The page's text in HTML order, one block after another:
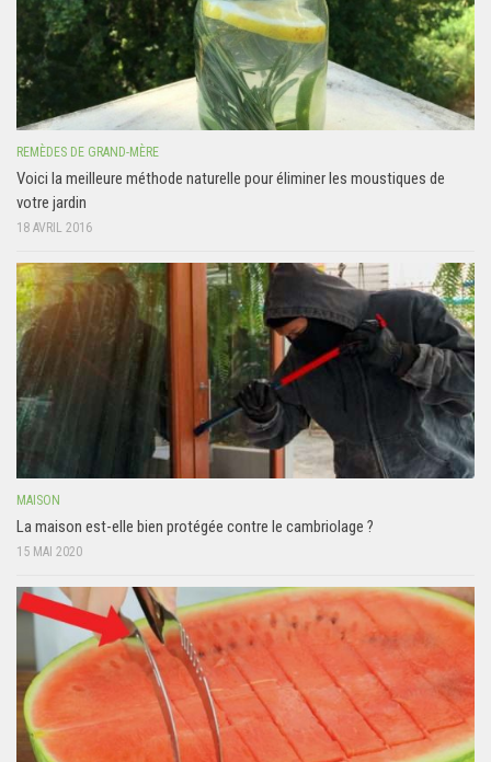
REMÈDES DE GRAND-MÈRE
Voici la meilleure méthode naturelle pour éliminer les moustiques de
votre jardin
18 AVRIL 2016
MAISON
La maison est-elle bien protégée contre le cambriolage ?
15 MAI 2020